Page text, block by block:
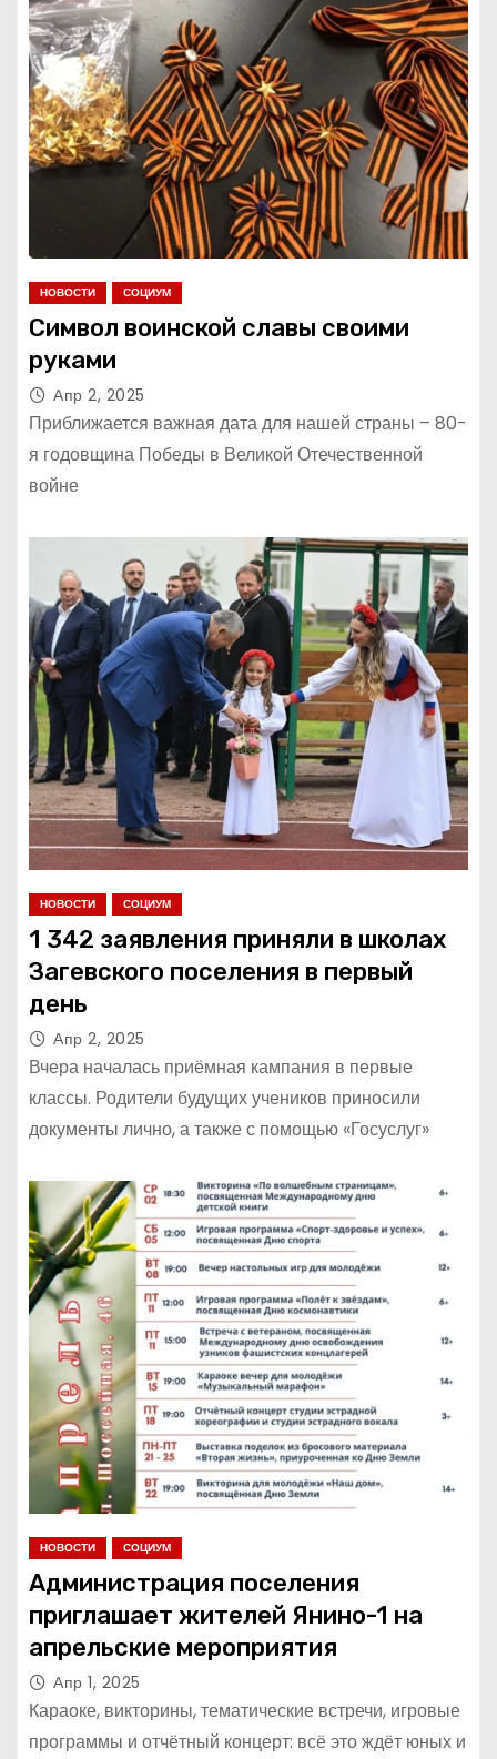
НОВОСТИ СОЦИУМ
Символ воинской славы своими
руками
Апр 2, 2025
Приближается важная дата для нашей страны – 80-
я годовщина Победы в Великой Отечественной
войне
НОВОСТИ СОЦИУМ
1 342 заявления приняли в школах
Загевского поселения в первый
день
Апр 2, 2025
Вчера началась приёмная кампания в первые
классы. Родители будущих учеников приносили
документы лично, а также с помощью «Госуслуг»
НОВОСТИ СОЦИУМ
Администрация поселения
приглашает жителей Янино-1 на
апрельские мероприятия
Апр 1, 2025
Караоке, викторины, тематические встречи, игровые
программы и отчётный концерт: всё это ждёт юных и